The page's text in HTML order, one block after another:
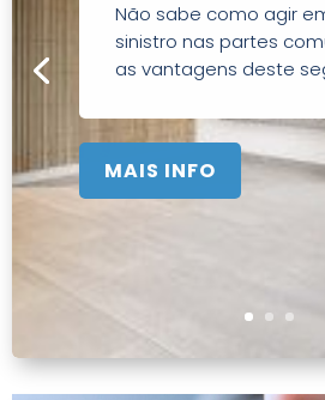
Não sabe como agir
sinistro nas partes
as vantagens deste
MAIS INFO